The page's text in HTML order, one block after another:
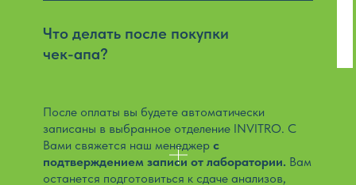
Что делать после покупки
чек-апа?
После оплаты вы будете автоматически
записаны в выбранное отделение INVITRO. С
Вами свяжется наш менеджер с
подтверждением записи от лаборатории. Вам
останется подготовиться к сдаче анализов,